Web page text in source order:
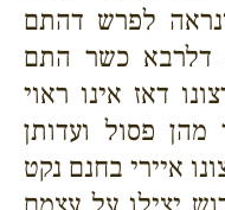
לפרש דהתם
דלרבא כשר התם
דאז אינו ראוי
פסול ועדותן
איירי בחנם נקט
יצילו על עצמם